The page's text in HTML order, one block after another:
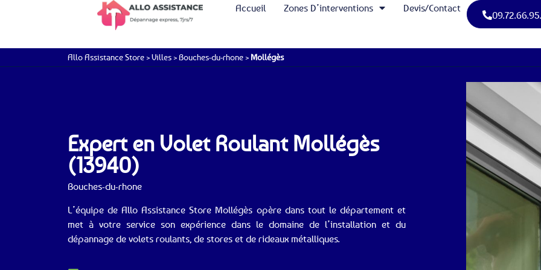
Accueil Zones D’interventions Devis/Contact
Allo Assistance Store >Villes >Bouches-du-rhone > Mollégès
Expert en Volet Roulant Mollégès
(13940)
Bouches-du-rhone
L’équipe de Allo Assistance Store Mollégès opère dans tout le département et
met à votre service son expérience dans le domaine de l’installation et du
dépannage de volets roulants, de stores et de rideaux métalliques.